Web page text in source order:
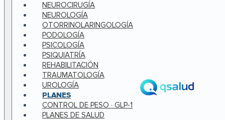
NEUROCIRUGÍA
NEUROLOGÍA
OTORRINOLARINGOLOGÍA
PODOLOGÍA
PSICOLOGÍA
PSIQUIATRÍA
REHABILITACIÓN
TRAUMATOLOGÍA
UROLOGÍA
PLANES
CONTROL DE PESO · GLP-1
PLANES DE SALUD